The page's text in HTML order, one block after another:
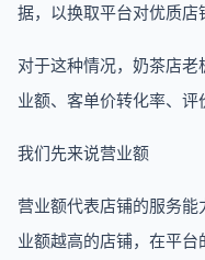
据，以换取平台对优质店
对于这种情况，奶茶店
业额、客单价转化率、评
我们先来说营业额
营业额代表店铺的服务
业额越高的店铺，在平